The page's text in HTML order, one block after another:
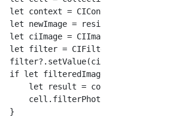
let context = CIContext(options:
let newImage = resizeImage(image:
let ciImage = CIImage(image:
let filter = CIFilter(name:
filter?.setValue(ciImage, forKey:
if let filteredImage =
let result =
cell.filterPhoto.image =
}